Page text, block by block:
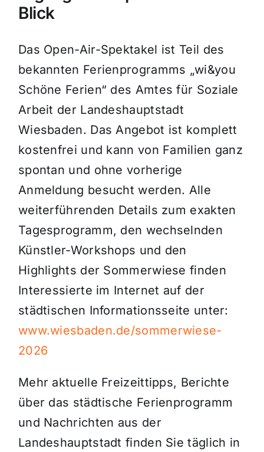
Blick
Das Open-Air-Spektakel ist Teil des
bekannten Ferienprogramms „wi&you
Schöne Ferien“ des Amtes für Soziale
Arbeit der Landeshauptstadt
Wiesbaden. Das Angebot ist komplett
kostenfrei und kann von Familien ganz
spontan und ohne vorherige
Anmeldung besucht werden. Alle
weiterführenden Details zum exakten
Tagesprogramm, den wechselnden
Künstler-Workshops und den
Highlights der Sommerwiese finden
Interessierte im Internet auf der
städtischen Informationsseite unter:
www.wiesbaden.de/sommerwiese-
2026
Mehr aktuelle Freizeittipps, Berichte
über das städtische Ferienprogramm
und Nachrichten aus der
Landeshauptstadt finden Sie täglich in